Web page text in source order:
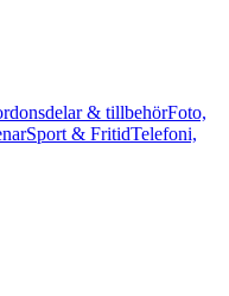
& tillbehörFoto,
Sport & FritidTelefoni,